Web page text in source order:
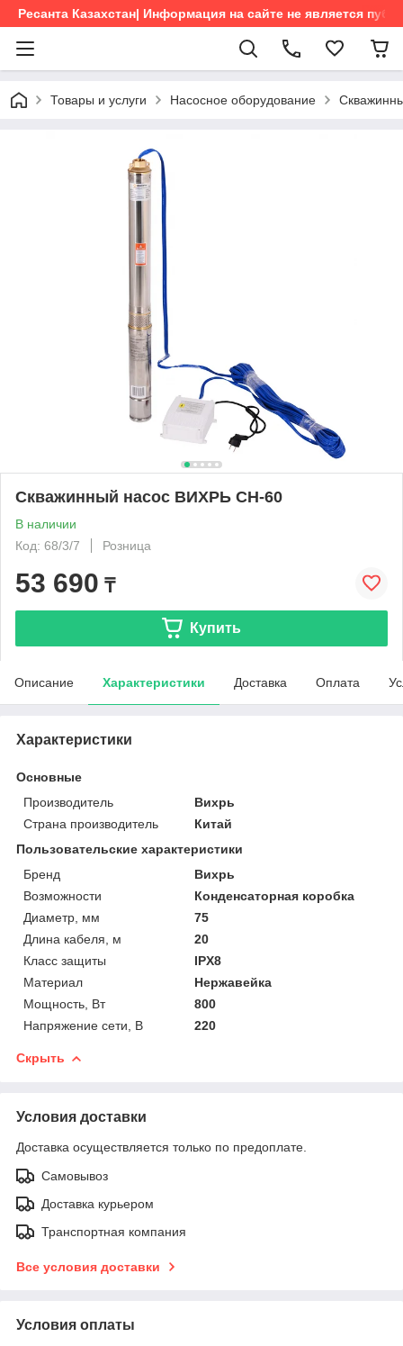
Ресанта Казахстан| Информация на сайте не является
Товары и услуги Насосное оборудование
Скважинный насос ВИХРЬ СН-60
В наличии
Код: 68/3/7
Розница
53 690 ₸
Купить
Описание Характеристики Доставка Оплата
Характеристики
Основные
Производитель
Вихрь
Страна производитель
Китай
Пользовательские характеристики
Бренд
Вихрь
Возможности
Конденсаторная коробка
Диаметр, мм
75
Длина кабеля, м
20
Класс защиты
IPX8
Материал
Нержавейка
Мощность, Вт
800
Напряжение сети, В
220
Скрыть
Условия доставки
Доставка осуществляется только по предоплате.
Самовывоз
Доставка курьером
Транспортная компания
Все условия доставки
Условия оплаты